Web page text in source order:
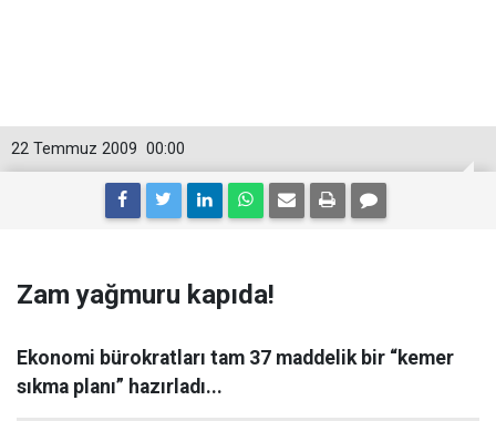
00:00
22 Temmuz 2009
Zam yağmuru kapıda!
Ekonomi bürokratları tam 37 maddelik bir “kemer
sıkma planı” hazırladı...